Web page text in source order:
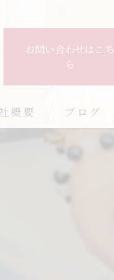
お問い合わせはこち
ら
概要 ブログ